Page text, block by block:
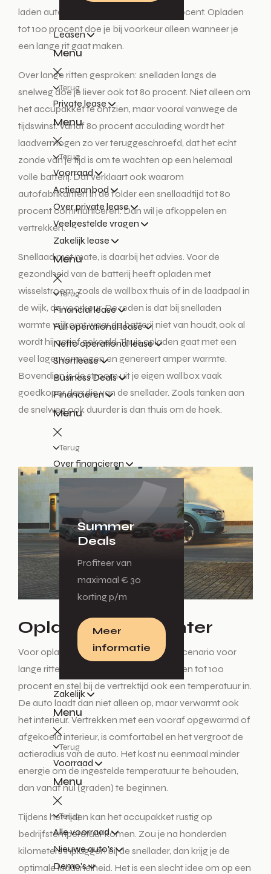
Leasen
Menu
Terug
Private lease
Menu
Terug
Voorraad
Actieaanbod
Over private lease
Veelgestelde vragen
Zakelijk lease
Menu
Terug
Financial lease
Full operational lease
Netto operational lease
Shortlease
Business Deals
Financieren
Menu
Terug
Over financieren
Summer
Deals
Profiteer van
maximaal € 30
korting p/m
Meer
informatie
Zakelijk
Menu
Terug
Voorraad
Menu
Terug
Alle voorraad
Nieuwe auto's
Demo's
laden automatisch te stoppen bij 80 procent. Opladen
tot 100 procent doe je bij voorkeur alleen wanneer je
een lange rit gaat maken.
Over lange ritten gesproken: snelladen langs de
snelweg doe je liever ook tot 80 procent. Niet alleen om
het accupakket te ontzien, maar vooral vanwege de
tijdswinst. Vanaf 80 procent acculading wordt het
laadvermogen zo ver teruggeschroefd, dat het echt
zonde van je tijd is om te wachten op een helemaal
volle batterij. Dat verklaart ook waarom
autofabrikanten in de folder een snellaadtijd tot 80
procent communiceren. Dan wil je afkoppelen en
vertrekken.
Snellaad met mate, is daarbij het advies. Voor de
gezondheid van de batterij heeft opladen met
wisselstroom, zoals de wallbox thuis of in de laadpaal in
de wijk, de voorkeur. De reden is dat bij snelladen
warmte vrijkomt waar de batterij niet van houdt, ook al
wordt hij actief gekoeld. Thuis opladen gaat met een
veel lager vermogen en genereert amper warmte.
Bovendien is de stroom uit je eigen wallbox vaak
goedkoper dan die van de snellader. Zoals tanken aan
de snelweg ook duurder is dan thuis om de hoek.
Opladen in de winter
Voor opladen in de winter is het ideale scenario voor
lange ritten als volgt: laat de auto opladen tot 100
procent en stel bij de vertrektijd ook een temperatuur in.
De auto laadt dan niet alleen op, maar verwarmt ook
het interieur. Vertrekken met een vooraf opgewarmd of
afgekoeld interieur, is comfortabel en het vergroot de
actieradius van de auto. Het kost nu eenmaal minder
energie om de ingestelde temperatuur te behouden,
dan vanaf nul (graden) te beginnen.
Tijdens het rijden kan het accupakket rustig op
bedrijfstemperatuur komen. Zou je na honderden
kilometers inpluggen bij de snellader, dan krijg je de
optimale laadsnelheid. Het is een slecht idee om op een